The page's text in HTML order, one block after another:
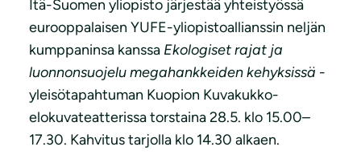
Itä-Suomen yliopisto järjestää yhteistyössä
eurooppalaisen YUFE-yliopistoallianssin neljän
kumppaninsa kanssa Ekologiset rajat ja
luonnonsuojelu megahankkeiden kehyksissä -
yleisötapahtuman Kuopion Kuvakukko-
elokuvateatterissa torstaina 28.5. klo 15.00–
17.30. Kahvitus tarjolla klo 14.30 alkaen.